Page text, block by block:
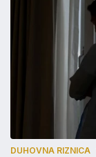
DUHOVNA RIZNICA